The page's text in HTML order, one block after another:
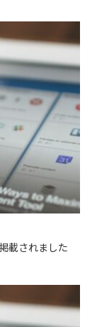
載されました